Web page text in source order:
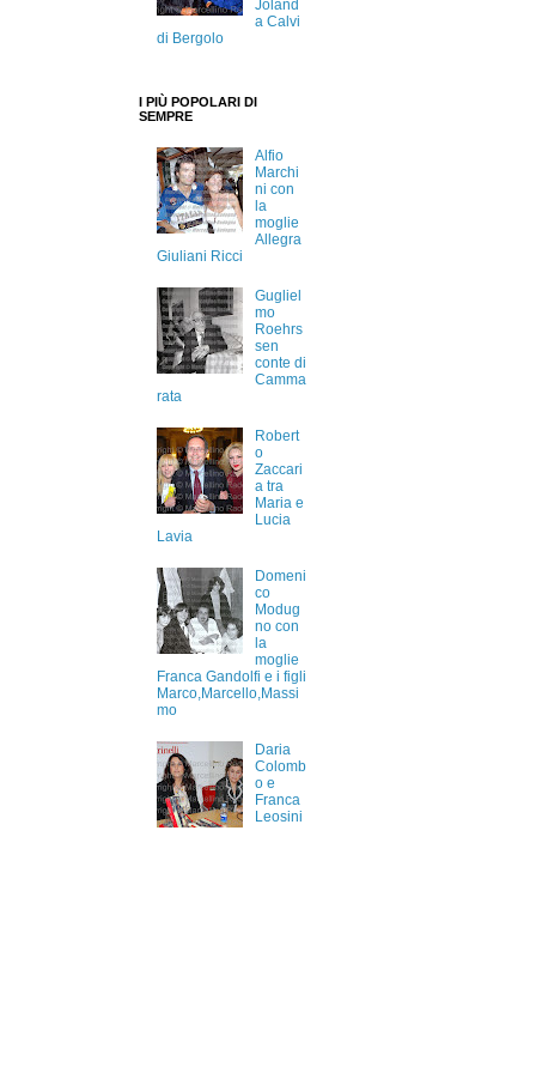
Joland
a Calvi
di Bergolo
I PIÙ POPOLARI DI
SEMPRE
Alfio
Marchi
ni con
la
moglie
Allegra
Giuliani Ricci
Gugliel
mo
Roehrs
sen
conte di
Camma
rata
Robert
o
Zaccari
a tra
Maria e
Lucia
Lavia
Domeni
co
Modug
no con
la
moglie
Franca Gandolfi e i figli
Marco,Marcello,Massi
mo
Daria
Colomb
o e
Franca
Leosini